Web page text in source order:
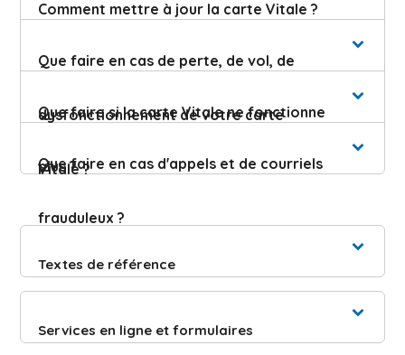
Comment mettre à jour la carte Vitale ?
Que faire en cas de perte, de vol, de
dysfonctionnement de votre carte
Vitale ?
Que faire si la carte Vitale ne fonctionne
plus ?
Que faire en cas d'appels et de courriels
frauduleux ?
Textes de référence
Services en ligne et formulaires